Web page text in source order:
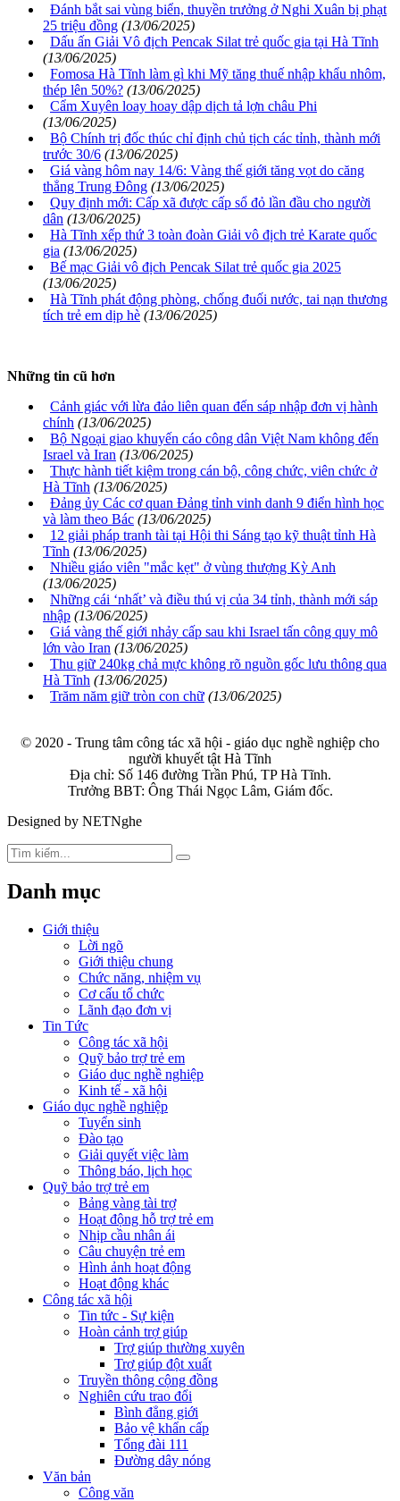
Đánh bắt sai vùng biển, thuyền trưởng ở Nghi Xuân bị phạt
25 triệu đồng (13/06/2025)
Dấu ấn Giải Vô địch Pencak Silat trẻ quốc gia tại Hà Tĩnh
(13/06/2025)
Fomosa Hà Tĩnh làm gì khi Mỹ tăng thuế nhập khẩu nhôm,
thép lên 50%? (13/06/2025)
Cẩm Xuyên loay hoay dập dịch tả lợn châu Phi
(13/06/2025)
Bộ Chính trị đốc thúc chỉ định chủ tịch các tỉnh, thành mới
trước 30/6 (13/06/2025)
Giá vàng hôm nay 14/6: Vàng thế giới tăng vọt do căng
thẳng Trung Đông (13/06/2025)
Quy định mới: Cấp xã được cấp sổ đỏ lần đầu cho người
dân (13/06/2025)
Hà Tĩnh xếp thứ 3 toàn đoàn Giải vô địch trẻ Karate quốc
gia (13/06/2025)
Bế mạc Giải vô địch Pencak Silat trẻ quốc gia 2025
(13/06/2025)
Hà Tĩnh phát động phòng, chống đuối nước, tai nạn thương
tích trẻ em dịp hè (13/06/2025)
Những tin cũ hơn
Cảnh giác với lừa đảo liên quan đến sáp nhập đơn vị hành
chính (13/06/2025)
Bộ Ngoại giao khuyến cáo công dân Việt Nam không đến
Israel và Iran (13/06/2025)
Thực hành tiết kiệm trong cán bộ, công chức, viên chức ở
Hà Tĩnh (13/06/2025)
Đảng ủy Các cơ quan Đảng tỉnh vinh danh 9 điển hình học
và làm theo Bác (13/06/2025)
12 giải pháp tranh tài tại Hội thi Sáng tạo kỹ thuật tỉnh Hà
Tĩnh (13/06/2025)
Nhiều giáo viên "mắc kẹt" ở vùng thượng Kỳ Anh
(13/06/2025)
Những cái ‘nhất’ và điều thú vị của 34 tỉnh, thành mới sáp
nhập (13/06/2025)
Giá vàng thế giới nhảy cấp sau khi Israel tấn công quy mô
lớn vào Iran (13/06/2025)
Thu giữ 240kg chả mực không rõ nguồn gốc lưu thông qua
Hà Tĩnh (13/06/2025)
Trăm năm giữ tròn con chữ (13/06/2025)
© 2020 - Trung tâm công tác xã hội - giáo dục nghề nghiệp cho
người khuyết tật Hà Tĩnh
Địa chỉ: Số 146 đường Trần Phú, TP Hà Tĩnh.
Trưởng BBT: Ông Thái Ngọc Lâm, Giám đốc.
Designed by NETNghe
Danh mục
Giới thiệu
Lời ngõ
Giới thiệu chung
Chức năng, nhiệm vụ
Cơ cấu tổ chức
Lãnh đạo đơn vị
Tin Tức
Công tác xã hội
Quỹ bảo trợ trẻ em
Giáo dục nghề nghiệp
Kinh tế - xã hội
Giáo dục nghề nghiệp
Tuyển sinh
Đào tạo
Giải quyết việc làm
Thông báo, lịch học
Quỹ bảo trợ trẻ em
Bảng vàng tài trợ
Hoạt động hỗ trợ trẻ em
Nhịp cầu nhân ái
Câu chuyện trẻ em
Hình ảnh hoạt động
Hoạt động khác
Công tác xã hội
Tin tức - Sự kiện
Hoàn cảnh trợ giúp
Trợ giúp thường xuyên
Trợ giúp đột xuất
Truyền thông cộng đồng
Nghiên cứu trao đổi
Bình đẳng giới
Bảo vệ khẩn cấp
Tổng đài 111
Đường dây nóng
Văn bản
Công văn